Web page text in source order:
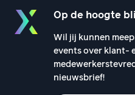
Op de hoogte
Wil jij kunnen
events over klant-
nieuwsbrief!